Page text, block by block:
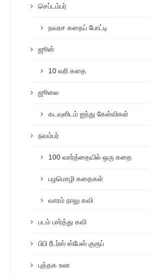
செப்டம்பர்
நவரச கதைப் போட்டி
ஜூன்
10 வரி கதை
ஜூலை
கடவுளிடம் ஐந்து கேள்விகள்
நவம்பர்
100 வார்த்தையில் ஒரு கதை
பழமொழி கதைகள்
வாரம் நாலு கவி
படம் பார்த்து கவி
பிபி ரீடர்ஸ் ஸ்பேஸ் குரூப்
புத்தக உலா